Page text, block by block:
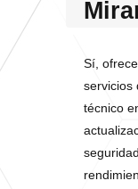
Sí,
servicios
técnico